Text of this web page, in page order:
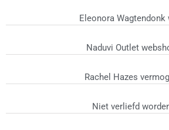
Eleonora Wagtendonk
Naduvi Outlet
Rachel Hazes
Niet verliefd